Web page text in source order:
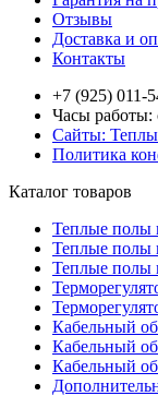
Отзывы
Доставка и
Контакты
+7 (925) 011-
Часы работы:
Сайты:
Политика
Каталог товаров
Теплые полы
Теплые полы
Теплые полы
Кабельный
Кабельный
Кабельный